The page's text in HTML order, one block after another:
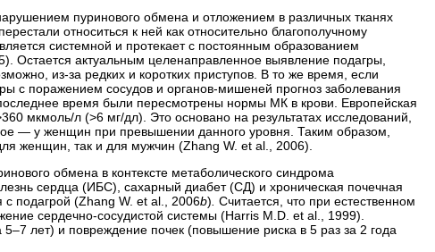
пуринового обмена и отложением в различных тканях
относиться к ней как относительно благополучному
сис­темной и протекает с постоянным образованием
Остается актуальным целенаправленное выявление подагры,
из-за редких и коротких приступов. В то же время, если
с поражением сосудов и органов-мишеней прогноз заболевания
время были пересмотрены нормы МК в крови. Европейская
мкмоль/л (>6 мг/дл). Это основано на результатах исследований,
— у женщин при превышении данного уровня. Таким образом,
женщин, так и для мужчин (Zhang W. еt al., 2006).
обмена в контексте метаболического синдрома
сердца (ИБС), сахарный диабет (СД) и хроническая почечная
подагрой (Zhang W. еt al., 2006b) Считается, что при естественном
сердечно-сосудистой системы (Harris M.D. et al., 1999).
лет) и повреждение почек (повышение риска в 5 раз за 2 года